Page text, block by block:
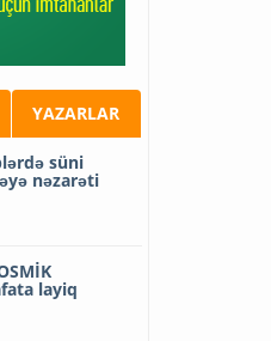
YAZARLAR
süni
nəzarəti
layiq